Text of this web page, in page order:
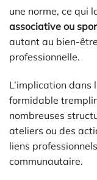
une norme, ce qui
associative ou
autant au bien-
professionnelle.
L’implication dans
formidable
nombreuses
ateliers ou des
liens
communautaire.